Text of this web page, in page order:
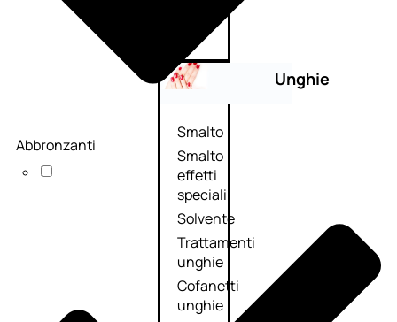
Unghie
Smalto
Smalto
effetti
speciali
Solvente
Trattamenti
unghie
Cofanetti
unghie
Abbronzanti